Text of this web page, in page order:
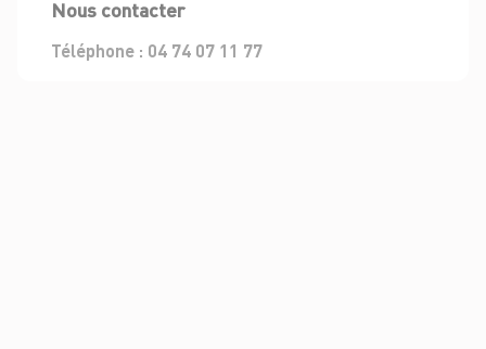
Nous contacter
Téléphone : 04 74 07 11 77